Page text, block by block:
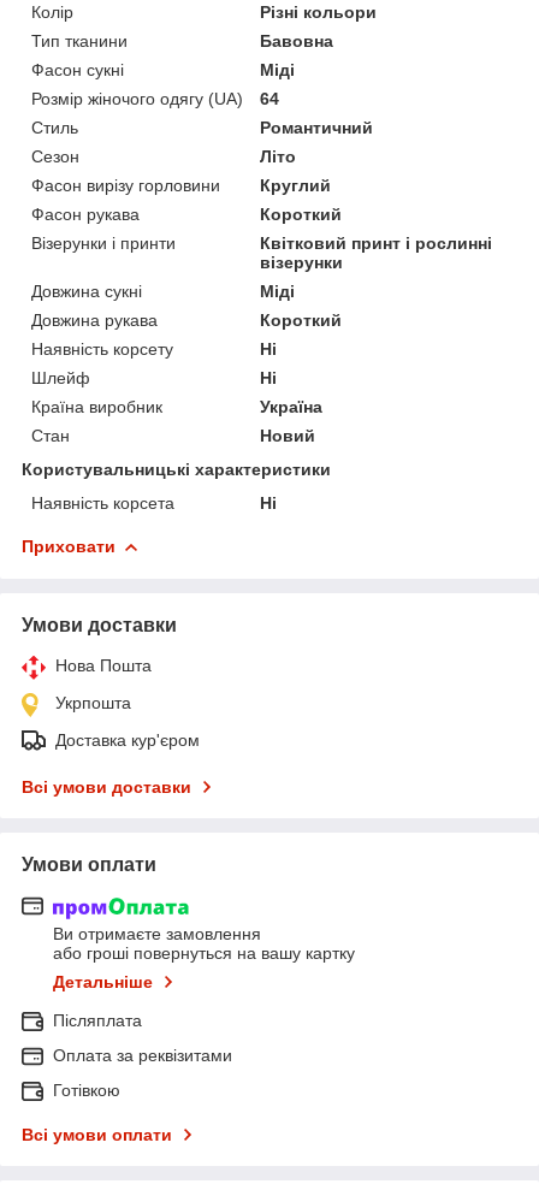
Колір
Різні кольори
Тип тканини
Бавовна
Фасон сукні
Міді
Розмір жіночого одягу (UA)
64
Стиль
Романтичний
Сезон
Літо
Фасон вирізу горловини
Круглий
Фасон рукава
Короткий
Візерунки і принти
Квітковий принт і рослинні
візерунки
Довжина сукні
Міді
Довжина рукава
Короткий
Наявність корсету
Ні
Шлейф
Ні
Країна виробник
Україна
Стан
Новий
Користувальницькі характеристики
Наявність корсета
Ні
Приховати
Умови доставки
Нова Пошта
Укрпошта
Доставка кур'єром
Всі умови доставки
Умови оплати
Ви отримаєте замовлення
або гроші повернуться на вашу картку
Детальніше
Післяплата
Оплата за реквізитами
Готівкою
Всі умови оплати